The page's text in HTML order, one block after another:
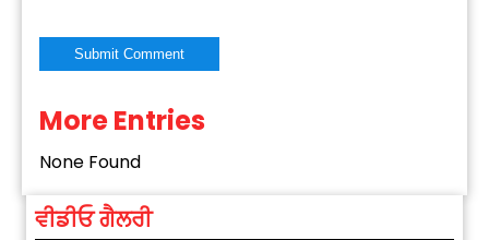
Alternative:
More Entries
None Found
ਵੀਡੀਓ ਗੈਲਰੀ